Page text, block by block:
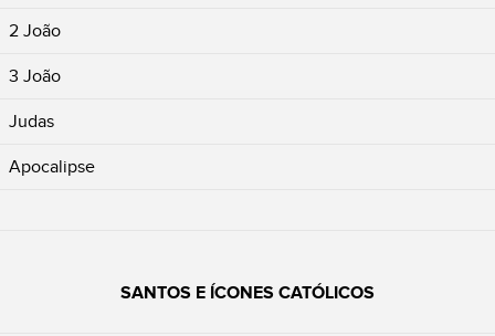
2 João
3 João
Judas
Apocalipse
SANTOS E ÍCONES CATÓLICOS